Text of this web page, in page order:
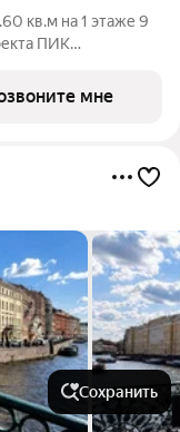
кв.м на 1 этаже 9
ПИК
окна.
мне
Сохранить